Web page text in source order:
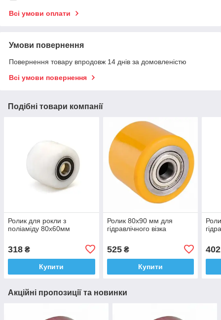
Всі умови оплати
Умови повернення
Повернення товару впродовж 14 днів за домовленістю
Всі умови повернення
Подібні товари компанії
Ролик для рокли з
поліаміду 80х60мм
318 ₴
Купити
Ролик 80х90 мм для
гідравлічного візка
525₴
Купити
402
Акційні пропозиції та новинки